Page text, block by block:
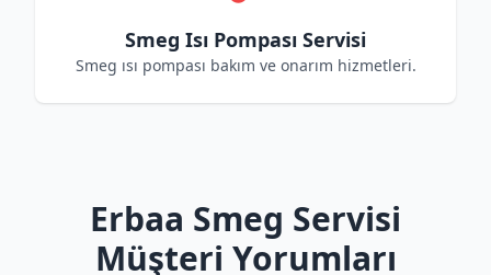
Smeg Isı Pompası Servisi
Smeg ısı pompası bakım ve onarım hizmetleri.
Erbaa Smeg Servisi
Müşteri Yorumları